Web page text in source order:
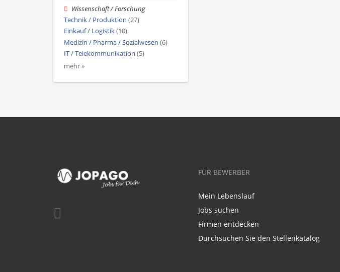
Wissenschaft / Forschung
Technik / Produktion (27)
Einkauf / Logistik(10)
Medizin / Pharma / Sozialwesen (6)
IT / Telekommunikation (5)
mehr »
FÜR BEWERBER
Mein Lebenslauf
Jobs suchen
Firmen entdecken
Durchsuchen Sie den Stellenkatalog